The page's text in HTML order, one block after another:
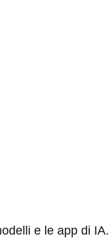
e le app di IA.